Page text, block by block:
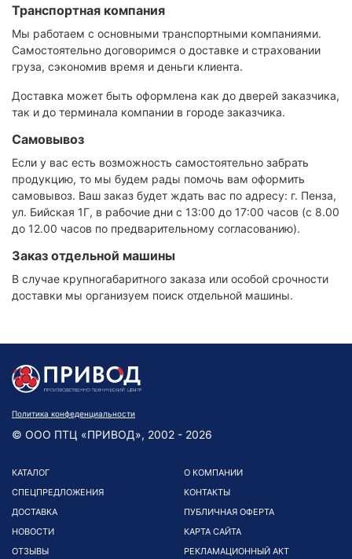
Транспортная компания
Мы работаем с основными транспортными компаниями.
Самостоятельно договоримся о доставке и страховании
груза, сэкономив время и деньги клиента.
Доставка может быть оформлена как до дверей заказчика,
так и до терминала компании в городе заказчика.
Самовывоз
Если у вас есть возможность самостоятельно забрать
продукцию, то мы будем рады помочь вам оформить
самовывоз. Ваш заказ будет ждать вас по адресу: г. Пенза,
ул. Бийская 1Г, в рабочие дни с 13:00 до 17:00 часов (с 8.00
до 12.00 часов по предварительному согласованию).
Заказ отдельной машины
В случае крупногабаритного заказа или особой срочности
доставки мы организуем поиск отдельной машины.
Политика конфеденциальности
© ООО ПТЦ «ПРИВОД», 2002 - 2026
КАТАЛОГ
СПЕЦПРЕДЛОЖЕНИЯ
ДОСТАВКА
НОВОСТИ
ОТЗЫВЫ
О КОМПАНИИ
КОНТАКТЫ
ПУБЛИЧНАЯ ОФЕРТА
КАРТА САЙТА
РЕКЛАМАЦИОННЫЙ АКТ